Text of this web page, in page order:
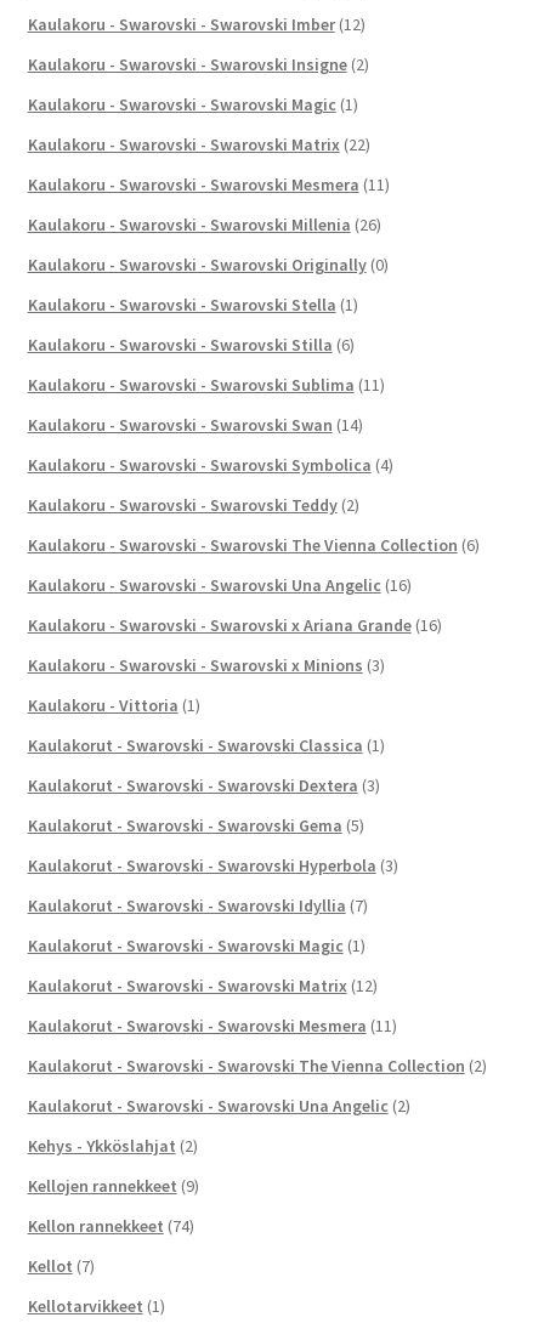
Kaulakoru - Swarovski - Swarovski Imber (12)
Kaulakoru - Swarovski - Swarovski Insigne (2)
Kaulakoru - Swarovski - Swarovski Magic (1)
Kaulakoru - Swarovski - Swarovski Matrix (22)
Kaulakoru - Swarovski - Swarovski Mesmera (11)
Kaulakoru - Swarovski - Swarovski Millenia (26)
Kaulakoru - Swarovski - Swarovski Originally (0)
Kaulakoru - Swarovski - Swarovski Stella (1)
Kaulakoru - Swarovski - Swarovski Stilla (6)
Kaulakoru - Swarovski - Swarovski Sublima (11)
Kaulakoru - Swarovski - Swarovski Swan (14)
Kaulakoru - Swarovski - Swarovski Symbolica (4)
Kaulakoru - Swarovski - Swarovski Teddy (2)
Kaulakoru - Swarovski - Swarovski The Vienna Collection (6)
Kaulakoru - Swarovski - Swarovski Una Angelic (16)
Kaulakoru - Swarovski - Swarovski x Ariana Grande (16)
Kaulakoru - Swarovski - Swarovski x Minions (3)
Kaulakoru - Vittoria (1)
Kaulakorut - Swarovski - Swarovski Classica (1)
Kaulakorut - Swarovski - Swarovski Dextera (3)
Kaulakorut - Swarovski - Swarovski Gema (5)
Kaulakorut - Swarovski - Swarovski Hyperbola (3)
Kaulakorut - Swarovski - Swarovski Idyllia (7)
Kaulakorut - Swarovski - Swarovski Magic (1)
Kaulakorut - Swarovski - Swarovski Matrix (12)
Kaulakorut - Swarovski - Swarovski Mesmera (11)
Kaulakorut - Swarovski - Swarovski The Vienna Collection (2)
Kaulakorut - Swarovski - Swarovski Una Angelic (2)
Kehys - Ykköslahjat (2)
Kellojen rannekkeet (9)
Kellon rannekkeet (74)
Kellot (7)
Kellotarvikkeet (1)